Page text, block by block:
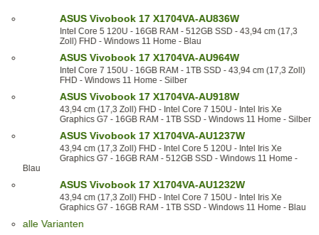
ASUS Vivobook 17 X1704VA-AU836W
Intel Core 5 120U - 16GB RAM - 512GB SSD - 43,94 cm (17,3
Zoll) FHD - Windows 11 Home - Blau
ASUS Vivobook 17 X1704VA-AU964W
Intel Core 7 150U - 16GB RAM - 1TB SSD - 43,94 cm (17,3 Zoll)
FHD - Windows 11 Home - Silber
ASUS Vivobook 17 X1704VA-AU918W
43,94 cm (17,3 Zoll) FHD - Intel Core 7 150U - Intel Iris Xe
Graphics G7 - 16GB RAM - 1TB SSD - Windows 11 Home - Silber
ASUS Vivobook 17 X1704VA-AU1237W
43,94 cm (17,3 Zoll) FHD - Intel Core 5 120U - Intel Iris Xe
Graphics G7 - 16GB RAM - 512GB SSD - Windows 11 Home -
Blau
ASUS Vivobook 17 X1704VA-AU1232W
43,94 cm (17,3 Zoll) FHD - Intel Core 7 150U - Intel Iris Xe
Graphics G7 - 16GB RAM - 1TB SSD - Windows 11 Home - Blau
alle Varianten